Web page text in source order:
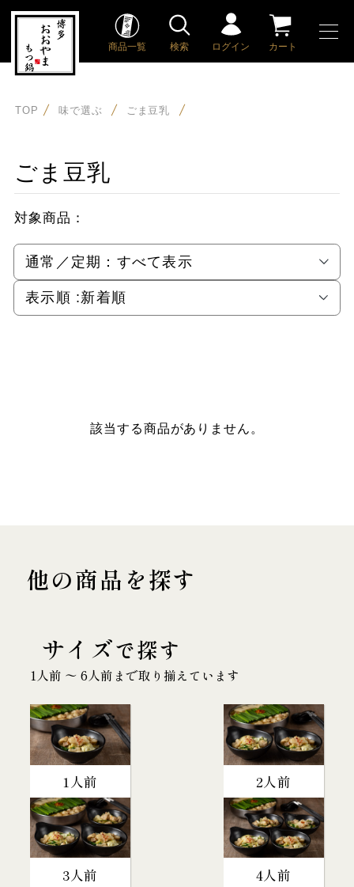
商品一覧 検索 ログイン カート
TOP 味で選ぶ ごま豆乳
ごま豆乳
対象商品：
通常／定期： すべて表示
表示順 :新着順
該当する商品がありません。
他の商品を探す
サイズで探す
1人前 〜 6人前まで取り揃えています
1人前 2人前
3人前 4人前